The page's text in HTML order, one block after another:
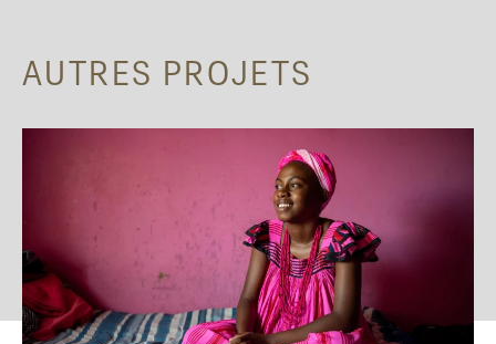
AUTRES PROJETS